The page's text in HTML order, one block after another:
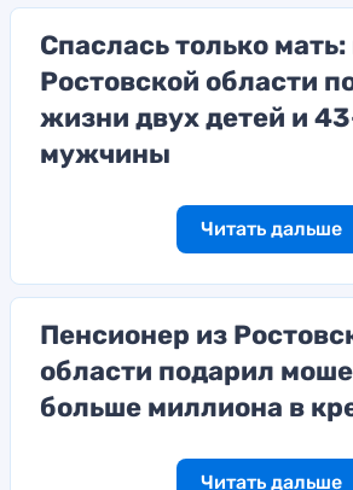
Спаслась только мать:
Ростовской области
жизни двух детей и
мужчины
Читать дальше
Пенсионер из
области подарил
больше миллиона в
Читать дальше